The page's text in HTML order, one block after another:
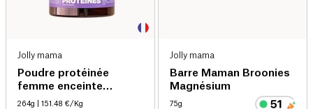
Jolly mama
Poudre protéinée
femme enceinte
allaitante açai (58g
264g | 151.48 €/Kg
Jolly mama
Barre Maman Broonies
Magnésium
75g